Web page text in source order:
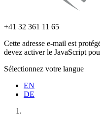
+41 32 361 11 65
Cette adresse e-mail est
devez activer le JavaScript
Sélectionnez votre langue
EN
DE